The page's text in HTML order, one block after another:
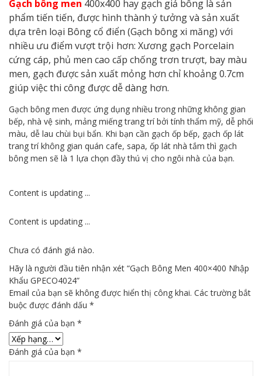
Gạch bông men 400x400 hay gạch giả bông là sản
phẩm tiến tiến, được hình thành ý tưởng và sản xuất
dựa trên loại Bông cổ điển (Gạch bông xi măng) với
nhiều ưu điểm vượt trội hơn: Xương gạch Porcelain
cứng cáp, phủ men cao cấp chống trơn trượt, bay màu
men, gạch được sản xuất mỏng hơn chỉ khoảng 0.7cm
giúp việc thi công được dễ dàng hơn.
Gạch bông men được ứng dụng nhiều trong những không gian
bếp, nhà vệ sinh, mảng miếng trang trí bởi tính thẩm mỹ, dễ phối
màu, dễ lau chùi bụi bẩn. Khi bạn cần gạch ốp bếp, gạch ốp lát
trang trí không gian quán cafe, sapa, ốp lát nhà tắm thì gạch
bông men sẽ là 1 lựa chọn đầy thú vị cho ngôi nhà của bạn.
Content is updating ...
Content is updating ...
Chưa có đánh giá nào.
Hãy là người đầu tiên nhận xét “Gạch Bông Men 400×400 Nhập
Khẩu GPECO4024”
Email của bạn sẽ không được hiển thị công khai. Các trường bắt
buộc được đánh dấu *
Đánh giá của bạn *
Đánh giá của bạn *